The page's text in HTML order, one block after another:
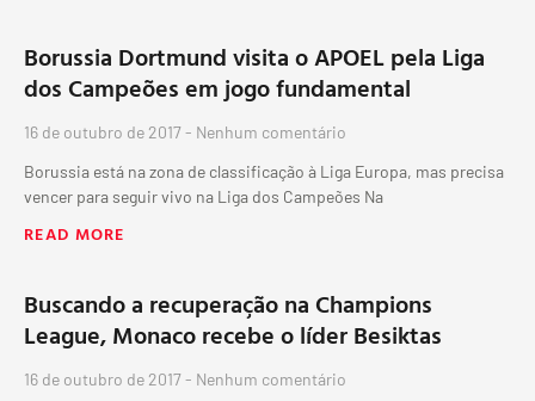
Borussia Dortmund visita o APOEL pela Liga
dos Campeões em jogo fundamental
16 de outubro de 2017
Nenhum comentário
Borussia está na zona de classificação à Liga Europa, mas precisa
vencer para seguir vivo na Liga dos Campeões Na
READ MORE
Buscando a recuperação na Champions
League, Monaco recebe o líder Besiktas
16 de outubro de 2017
Nenhum comentário